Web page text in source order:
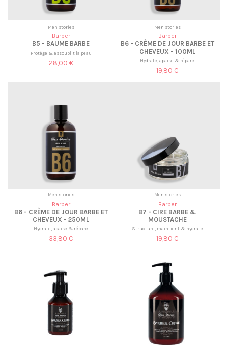
Men stories
Barber
B5 - BAUME BARBE
Protège & assouplit la peau
28,00 €
Men stories
Barber
B6 - CRÈME DE JOUR BARBE ET
CHEVEUX - 100ML
Hydrate, apaise & répare
19,80 €
Men stories
Barber
B6 - CRÈME DE JOUR BARBE ET
CHEVEUX - 250ML
Hydrate, apaise & répare
33,80 €
Men stories
Barber
B7 - CIRE BARBE &
MOUSTACHE
Structure, maintient & hydrate
19,80 €